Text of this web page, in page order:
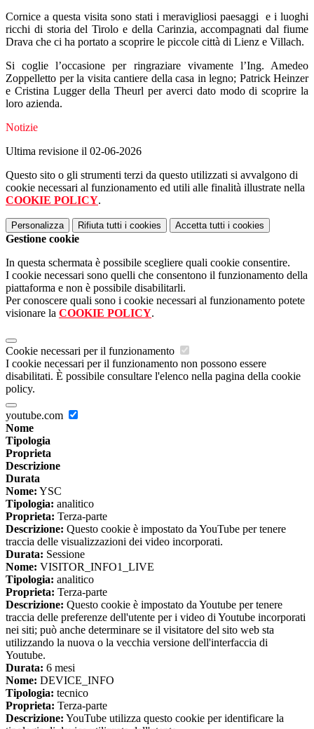
Cornice a questa visita sono stati i meravigliosi paesaggi
e i luoghi
ricchi di storia del Tirolo e della Carinzia, accompagnati dal fiume
Drava che ci ha portato a scoprire le piccole città di Lienz e Villach.
Si coglie l’occasione per ringraziare vivamente l’Ing. Amedeo
Zoppelletto per la visita cantiere della casa in legno; Patrick Heinzer
e Cristina Lugger della Theurl per averci dato modo di scoprire la
loro azienda.
Notizie
Ultima revisione il 02-06-2026
Questo sito o gli strumenti terzi da questo utilizzati si avvalgono di
cookie necessari al funzionamento ed utili alle finalità illustrate nella
COOKIE POLICY.
Personalizza Rifiuta tutti i cookies Accetta tutti i cookies
Gestione cookie
In questa schermata è possibile scegliere quali cookie consentire.
I cookie necessari sono quelli che consentono il funzionamento della
piattaforma e non è possibile disabilitarli.
Per conoscere quali sono i cookie necessari al funzionamento potete
visionare la COOKIE POLICY.
Cookie necessari per il funzionamento
I cookie necessari per il funzionamento non possono essere
disabilitati. È possibile consultare l'elenco nella pagina della cookie
policy.
youtube.com
Nome
Tipologia
Proprieta
Descrizione
Durata
Nome: YSC
Tipologia: analitico
Proprieta: Terza-parte
Descrizione: Questo cookie è impostato da YouTube per tenere
traccia delle visualizzazioni dei video incorporati.
Durata: Sessione
Nome: VISITOR_INFO1_LIVE
Tipologia: analitico
Proprieta: Terza-parte
Descrizione: Questo cookie è impostato da Youtube per tenere
traccia delle preferenze dell'utente per i video di Youtube incorporati
nei siti; può anche determinare se il visitatore del sito web sta
utilizzando la nuova o la vecchia versione dell'interfaccia di
Youtube.
Durata: 6 mesi
Nome: DEVICE_INFO
Tipologia: tecnico
Proprieta: Terza-parte
Descrizione: YouTube utilizza questo cookie per identificare la